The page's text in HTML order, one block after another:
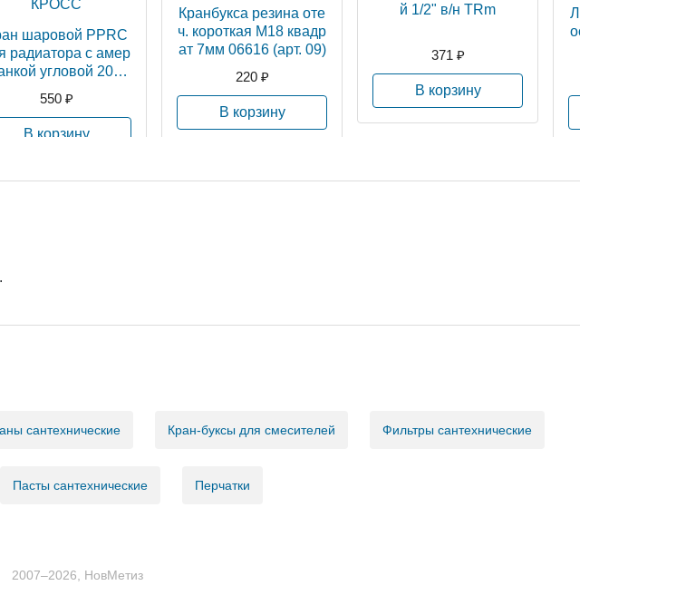
шаровой PPRC
радиатора с амер
угловой 20-1/
550 ₽
В корзину
Кранбукса резина оте
ч. короткая М18 квадр
ат 7мм 06616 (арт. 09)
220 ₽
В корзину
й 1/2" в/н TRm
371 ₽
В корзину
Лен
оса (в упаковке)
.
сантехнические Кран-буксы для смесителей Фильтры сантехнические
Пасты сантехнические Перчатки
2007–2026, НовМетиз